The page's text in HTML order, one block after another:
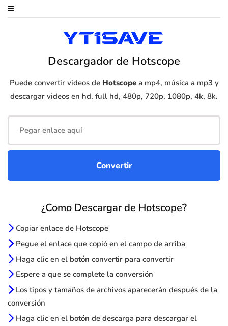
Descargador de Hotscope
Puede convertir videos de Hotscopea mp4, música a mp3 y
descargar videos en hd, full hd, 480p, 720p, 1080p, 4k, 8k.
¿Como Descargar de Hotscope?
Copiar enlace de Hotscope
Pegue el enlace que copió en el campo de arriba
Haga clic en el botón convertir para convertir
Espere a que se complete la conversión
Los tipos y tamaños de archivos aparecerán después de la
conversión
Haga clic en el botón de descarga para descargar el